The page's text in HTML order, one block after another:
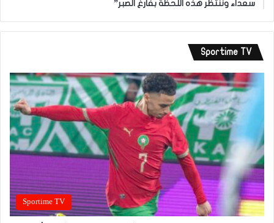
سعداء وننتظر هذه اللحظة بفارغ الصبر”
Sportime TV
Sportime TV